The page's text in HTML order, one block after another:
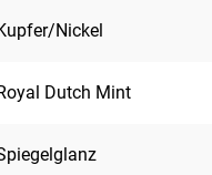
Nickel
Dutch Mint